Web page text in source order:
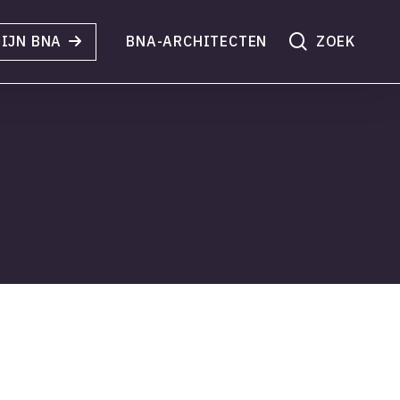
BNA BNA-ARCHITECTEN search